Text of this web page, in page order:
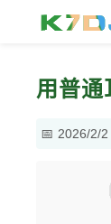
用普通
2026/2/